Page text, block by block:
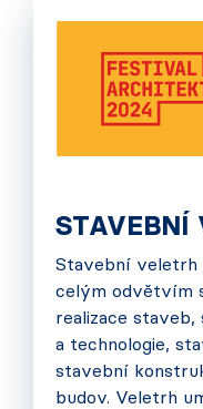
STAVEBNÍ
Stavební veletrh
celým odvětvím
realizace
a technologie,
stavební
budov. Veletrh